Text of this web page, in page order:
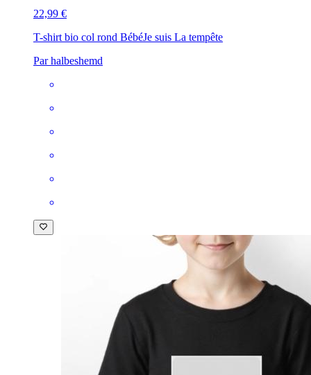
22,99 €
T-shirt bio col rond BébéJe suis La tempête
Par halbeshemd